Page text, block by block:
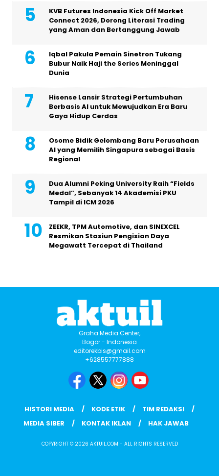
KVB Futures Indonesia Kick Off Market
Connect 2026, Dorong Literasi Trading
yang Aman dan Bertanggung Jawab
Iqbal Pakula Pemain Sinetron Tukang
Bubur Naik Haji the Series Meninggal
Dunia
Hisense Lansir Strategi Pertumbuhan
Berbasis AI untuk Mewujudkan Era Baru
Gaya Hidup Cerdas
Osome Bidik Gelombang Baru Perusahaan
AI yang Memilih Singapura sebagai Basis
Regional
Dua Alumni Peking University Raih “Fields
Medal”, Sebanyak 14 Akademisi PKU
Tampil di ICM 2026
ZEEKR, TPM Automotive, dan SINEXCEL
Resmikan Stasiun Pengisian Daya
Megawatt Tercepat di Thailand
Graha Media Center,
Bogor - Indonesia
editorekbis@gmail.com
+628557777888
HISTORI MEDIA KODE ETIK
TIM REDAKSI
MEDIA SIBER
KONTAK IKLAN HAK JAWAB
COPYRIGHT © 2026 AKTUIL.COM - ALL RIGHTS RESERVED